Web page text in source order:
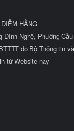
HẰNG
Nghệ, Phường
do Bộ Thông tin
từ Website này